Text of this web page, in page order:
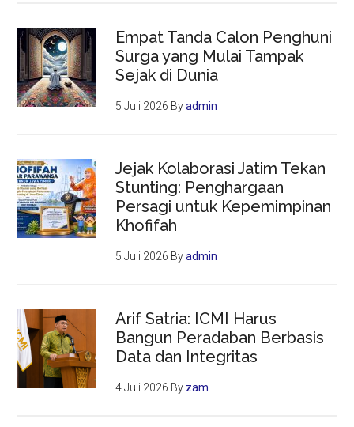
Empat Tanda Calon Penghuni
Surga yang Mulai Tampak
Sejak di Dunia
5 Juli 2026 Byadmin
Jejak Kolaborasi Jatim Tekan
Stunting: Penghargaan
Persagi untuk Kepemimpinan
Khofifah
5 Juli 2026 Byadmin
Arif Satria: ICMI Harus
Bangun Peradaban Berbasis
Data dan Integritas
4 Juli 2026 By zam